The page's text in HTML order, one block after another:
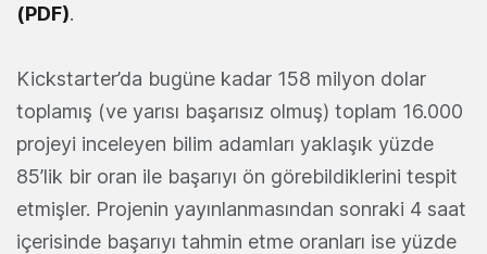
(PDF).
Kickstarter’da bugüne kadar 158 milyon dolar
toplamış (ve yarısı başarısız olmuş) toplam 16.000
projeyi inceleyen bilim adamları yaklaşık yüzde
85’lik bir oran ile başarıyı ön görebildiklerini tespit
etmişler. Projenin yayınlanmasından sonraki 4 saat
içerisinde başarıyı tahmin etme oranları ise yüzde